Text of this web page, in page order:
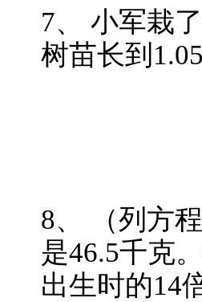
7、 小军栽
树苗长到
8、 （列方
是46.5千克
出生时的14